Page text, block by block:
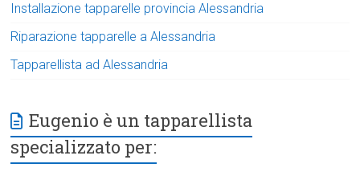
Installazione tapparelle provincia Alessandria
Riparazione tapparelle a Alessandria
Tapparellista ad Alessandria
Eugenio è un tapparellista
specializzato per: